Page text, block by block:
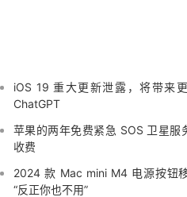
iOS 19 重大更新泄露，将带来
ChatGPT
苹果的两年免费紧急 SOS 卫星服
收费
2024 款 Mac mini M4 电源按钮
“反正你也不用”